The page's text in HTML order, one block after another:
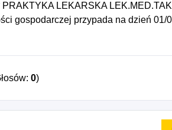
LEKARSKA
gospodarczej przypada na dzień 01/
8622Z - Praktyka lekarska
0)